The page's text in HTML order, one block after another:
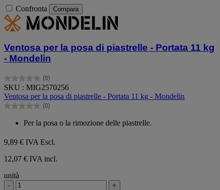
Confronta Compara
Ventosa per la posa di piastrelle - Portata 11 kg
- Mondelin
(0)
0.0
su
5
stelle.
SKU : MIG2570256
Ventosa per la posa di piastrelle - Portata 11 kg - Mondelin
(0)
0.0
Per la posa o la rimozione delle piastrelle.
9,89 € IVA Escl.
12,07 € IVA incl.
unità
- +